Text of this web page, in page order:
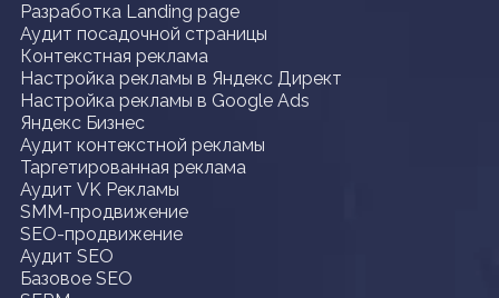
Разработка Landing page
Аудит посадочной страницы
Контекстная реклама
Настройка рекламы в Яндекс Директ
Настройка рекламы в Google Ads
Яндекс Бизнес
Аудит контекстной рекламы
Таргетированная реклама
Аудит VK Рекламы
SMM-продвижение
SEO-продвижение
Аудит SEO
Базовое SEO